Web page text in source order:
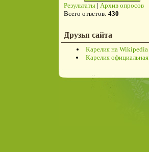
Результаты | Архив опросов
Всего ответов: 430
Друзья сайта
Карелия на Wikipedia
Карелия официальная